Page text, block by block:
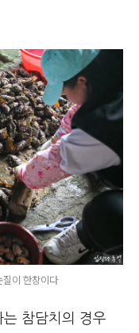
이 한창이다
참담치의 경우